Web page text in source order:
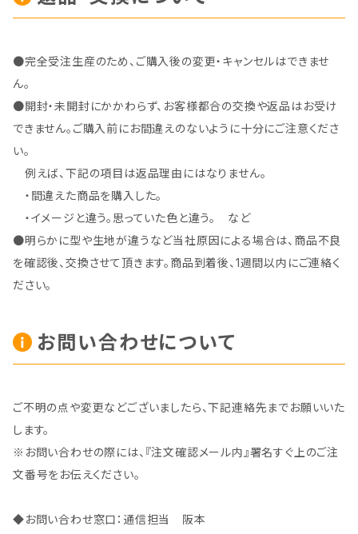
●完全受注生産のため、ご購入後の変更・キャンセルはできませ
ん。
●開封・未開封にかかわらず、お客様都合の交換や返品はお受け
できません。ご購入前にお間違えのないように十分にご注意くださ
い。
例えば、下記の項目は返品理由にはなりません。
・間違えた商品を購入した。
・イメージと違う。思っていた色と違う。 など
●明らかに型や生地が違うなど当社原因による場合は、商品不良
を確認後、交換させて頂きます。商品到着後、1週間以内にご連絡く
ださい。
お問い合わせについて
ご不明の点や変更などございましたら、下記連絡先までお願いいた
します。
※お問い合わせの際には、『注文確認メール内』署名すぐ上のご注
文番号をお伝えください。
◆お問い合わせ窓口：通信担当 阪本